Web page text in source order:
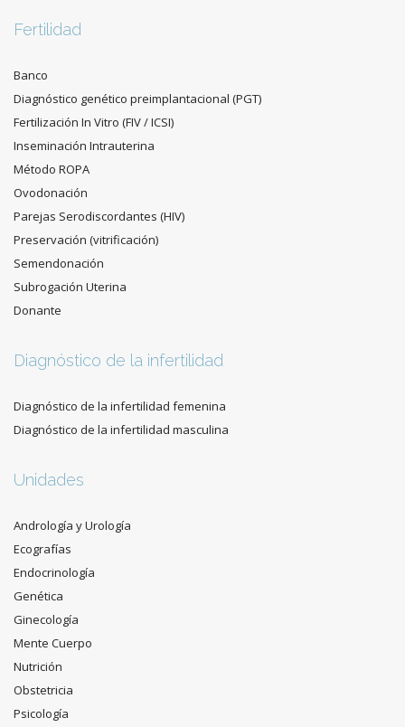
Fertilidad
Banco
Diagnóstico genético preimplantacional (PGT)
Fertilización In Vitro (FIV / ICSI)
Inseminación Intrauterina
Método ROPA
Ovodonación
Parejas Serodiscordantes (HIV)
Preservación (vitrificación)
Semendonación
Subrogación Uterina
Donante
Diagnóstico de la infertilidad
Diagnóstico de la infertilidad femenina
Diagnóstico de la infertilidad masculina
Unidades
Andrología y Urología
Ecografías
Endocrinología
Genética
Ginecología
Mente Cuerpo
Nutrición
Obstetricia
Psicología